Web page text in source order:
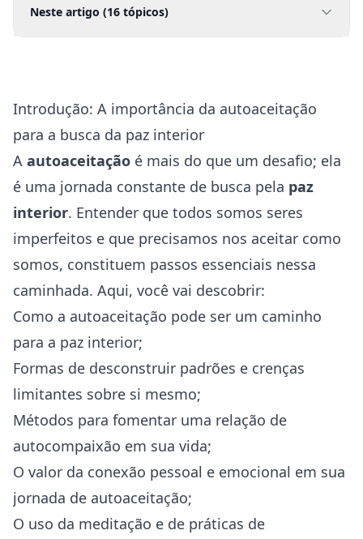
Neste artigo (16 tópicos)
Introdução: A importância da autoaceitação
para a busca da paz interior
A autoaceitação é mais do que um desafio; ela
é uma jornada constante de busca pela paz
interior. Entender que todos somos seres
imperfeitos e que precisamos nos aceitar como
somos, constituem passos essenciais nessa
caminhada. Aqui, você vai descobrir:
Como a autoaceitação pode ser um caminho
para a paz interior;
Formas de desconstruir padrões e crenças
limitantes sobre si mesmo;
Métodos para fomentar uma relação de
autocompaixão em sua vida;
O valor da conexão pessoal e emocional em sua
jornada de autoaceitação;
O uso da meditação e de práticas de